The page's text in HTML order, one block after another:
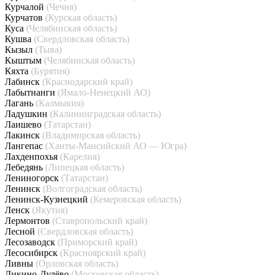
Курчалой (Чечня)
Курчатов (Курская область)
Куса (Челябинская область)
Кушва (Свердловская область)
Кызыл (Тыва)
Кыштым (Челябинская область)
Кяхта (Бурятия)
Лабинск (Краснодарский край)
Лабытнанги (Ямало-Ненецкий АО)
Лагань (Калмыкия)
Ладушкин (Калининградская область)
Лаишево (Татарстан)
Лакинск (Владимирская область)
Лангепас (Ханты-Мансийский АО — Югра)
Лахденпохья (Карелия)
Лебедянь (Липецкая область)
Лениногорск (Татарстан)
Ленинск (Волгоградская область)
Ленинск-Кузнецкий (Кемеровская область)
Ленск (Якутия)
Лермонтов (Ставропольский край)
Лесной (Свердловская область)
Лесозаводск (Приморский край)
Лесосибирск (Красноярский край)
Ливны (Орловская область)